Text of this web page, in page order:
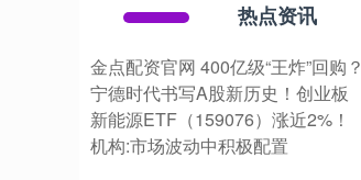
热点资讯
金点配资官网 400亿级“王炸”回购？
宁德时代书写A股新历史！创业板
新能源ETF（159076）涨近2%！
机构:市场波动中积极配置